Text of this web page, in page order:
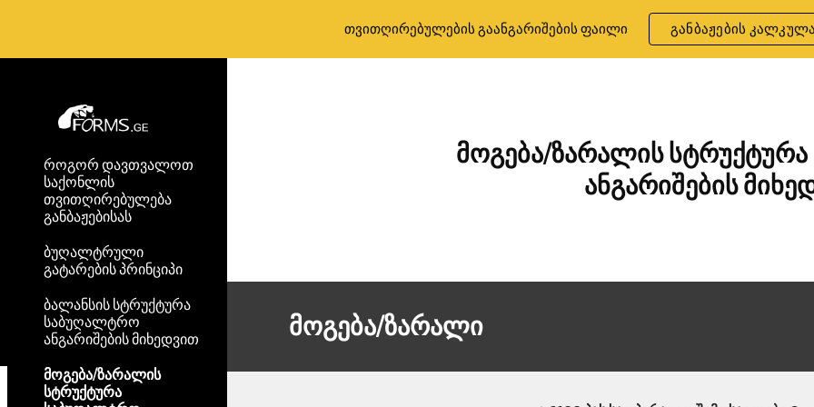
Skip to main content Skip to
თვითღირებულების გაანგარიშების ფაილი განბაჟების
როგორ დავთვალოთ
საქონლის
თვითღირებულება
განბაჟებისას
ბუღალტრული
გატარების პრინციპი
ბალანსის სტრუქტურა
საბუღალტრო
ანგარიშების მიხედვით
მოგება/ზარალის
სტრუქტურა
მოგება/ზარალის
ანგარიშების
მოგება/ზარალი